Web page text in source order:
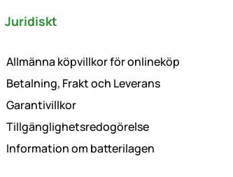
Juridiskt
Allmänna köpvillkor för onlineköp
Betalning, Frakt och Leverans
Garantivillkor
Tillgänglighetsredogörelse
Information om batterilagen